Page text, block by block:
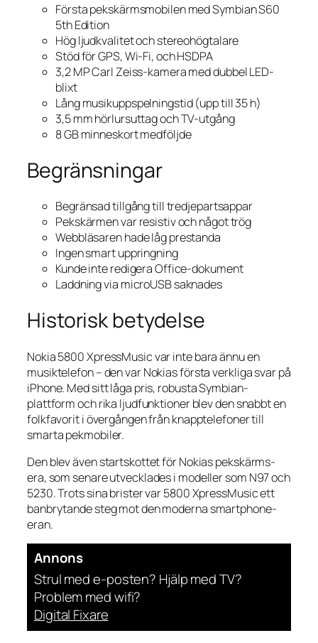
Första pekskärmsmobilen med Symbian S60
5th Edition
Hög ljudkvalitet och stereohögtalare
Stöd för GPS, Wi-Fi, och HSDPA
3,2 MP Carl Zeiss-kamera med dubbel LED-
blixt
Lång musikuppspelningstid (upp till 35 h)
3,5 mm hörlursuttag och TV-utgång
8 GB minneskort medföljde
Begränsningar
Begränsad tillgång till tredjepartsappar
Pekskärmen var resistiv och något trög
Webbläsaren hade låg prestanda
Ingen smart uppringning
Kunde inte redigera Office-dokument
Laddning via microUSB saknades
Historisk betydelse
Nokia 5800 XpressMusic var inte bara ännu en
musiktelefon – den var Nokias första verkliga svar på
iPhone. Med sitt låga pris, robusta Symbian-
plattform och rika ljudfunktioner blev den snabbt en
folkfavorit i övergången från knapptelefoner till
smarta pekmobiler.
Den blev även startskottet för Nokias pekskärms-
era, som senare utvecklades i modeller som N97 och
5230. Trots sina brister var 5800 XpressMusic ett
banbrytande steg mot den moderna smartphone-
eran.
Annons
Strul med e-posten? Hjälp med TV?
Problem med wifi?
Digital Fixare